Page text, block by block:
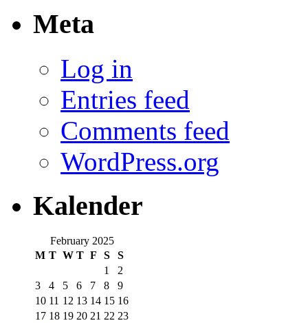
Meta
Log in
Entries feed
Comments feed
WordPress.org
Kalender
February 2025
M T W T F S
S
1
2
3
4 5 6 7 8
9
10 11 12 13 14 15 16
17 18 19 20 21 22 23